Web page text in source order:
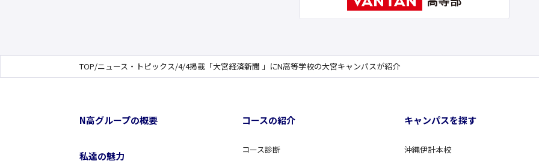
TOP/ニュース・トピックス/4/4掲載「大宮経済新聞 」にN高等学校の大宮キャンパスが紹介
N高グループの概要
私達の魅力
コースの紹介
コース診断
キャンパスを探す
沖縄伊計本校